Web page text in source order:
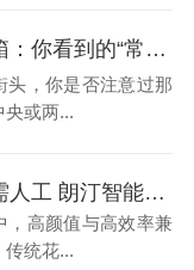
揭秘马路花箱：你看到的“常开不败”的鲜花，到底多久换一次？
头，你是否注意过那
央或两...
景观养护无需人工 朗汀智能机器人移动花箱护栏解锁无人值守模式
，高颜值与高效率兼
传统花...